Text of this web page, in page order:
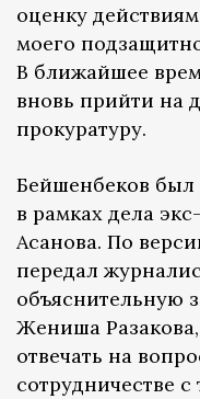
оценку
моего
В ближайшее
вновь прийти на
прокуратуру.
Бейшенбеков был
в рамках дела
Асанова. По
передал
объяснительную
Жениша
отвечать на
сотрудничестве